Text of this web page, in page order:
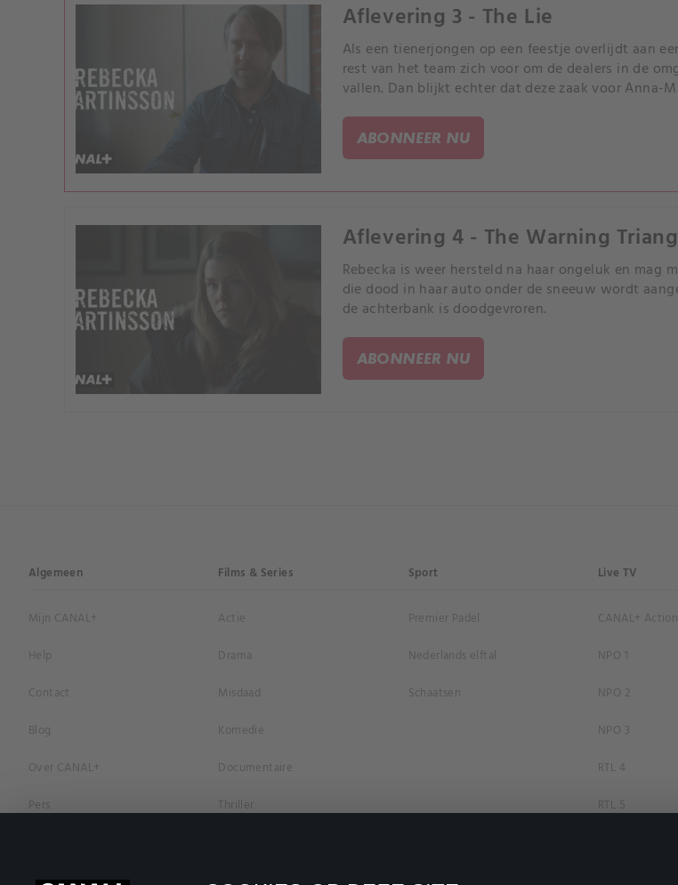
Aflevering 3 - The Lie
Als een tienerjongen op een feestje overlijdt aan
rest van het team zich voor om de dealers in de
vallen. Dan blijkt echter dat deze zaak voor Anna-
ABONNEER NU
Aflevering 4 - The Warning
Rebecka is weer hersteld na haar ongeluk en mag
die dood in haar auto onder de sneeuw wordt
de achterbank is doodgevroren.
ABONNEER NU
Algemeen
Mijn CANAL+
Help
Contact
Blog
Over CANAL+
Pers
Privacybeleid
Films & Series
Actie
Drama
Misdaad
Komedie
Documentaire
Thriller
Romantiek
Sport
Premier Padel
Nederlands elftal
Schaatsen
Live TV
CANAL+ Action
NPO 1
NPO 2
NPO 3
RTL 4
RTL 5